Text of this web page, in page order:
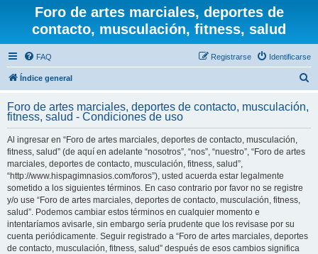
Foro de artes marciales, deportes de
contacto, musculación, fitness, salud
FAQ Identificarse
Registrarse
Índice general
c
Foro de artes marciales, deportes de contacto, musculación,
fitness, salud - Condiciones de uso
Al ingresar en “Foro de artes marciales, deportes de contacto, musculación,
fitness, salud” (de aquí en adelante “nosotros”, “nos”, “nuestro”, “Foro de artes
marciales, deportes de contacto, musculación, fitness, salud”,
“http://www.hispagimnasios.com/foros”), usted acuerda estar legalmente
sometido a los siguientes términos. En caso contrario por favor no se registre
y/o use “Foro de artes marciales, deportes de contacto, musculación, fitness,
salud”. Podemos cambiar estos términos en cualquier momento e
intentaríamos avisarle, sin embargo sería prudente que los revisase por su
cuenta periódicamente. Seguir registrado a “Foro de artes marciales, deportes
de contacto, musculación, fitness, salud” después de esos cambios significa